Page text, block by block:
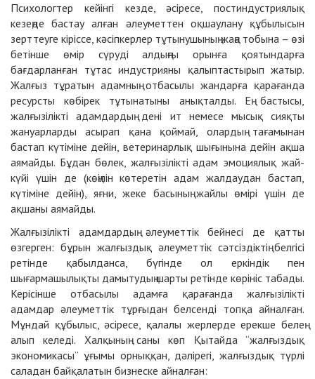
Психологтер кейінгі кезде, әсіресе, постиндустриялық
кезеңде бастау алған әлеуметтен оқшаулану құбылысын
зерттеуге кіріссе, кәсіпкерлер тұтынушының жаңа тобына – өзі
бетінше өмір сүруді алдыңғы орынға қоятындарға
бағдарланған тұтас индустрияны қалыптастырып жатыр.
Жалғыз тұратын адамның отбасылы жандарға қарағанда
ресурсты көбірек тұтынатыны анықталды. Ең бастысы,
жалғызілікті адамдардың дені ит немесе мысық сияқты
жануарларды асырап қана қоймай, олардың тағамынан
бастап күтіміне дейін, ветеринарлық шығынына дейін ақша
аямайды. Бұдан бөлек, жалғызілікті адам эмоциялық жай-
күйі үшін де (көңілін көтеретін адам жалдаудан бастап,
күтіміне дейін), яғни, жеке басының жайлы өмірі үшін де
ақшаны аямайды.
Жалғызілікті адамдардың әлеуметтік бейнесі де қатты
өзгерген: бұрын жалғыздық әлеуметтік сәтсіздіктің белгісі
ретінде қабылданса, бүгінде ол еркіндік пен
шығармашылықты дамытудың шарты ретінде көрініс табады.
Керісінше отбасылы адамға қарағанда жалғызілікті
адамдар әлеуметтік тұрғыдан белсенді топқа айналған.
Мұндай құбылыс, әсіресе, қалалы жерлерде ерекше белең
алып келеді. Халқының саны көп Қытайда “жалғыздық
экономикасы” ұғымы орныққан, дәлірегі, жалғыздық түрлі
саладан байқалатын бизнеске айналған: